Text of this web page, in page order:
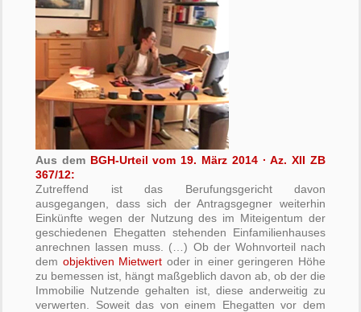
Aus dem BGH-Urteil vom 19. März 2014 · Az. XII ZB
367/12:
Zutreffend ist das Berufungsgericht davon
ausgegangen, dass sich der Antragsgegner weiterhin
Einkünfte wegen der Nutzung des im Miteigentum der
geschiedenen Ehegatten stehenden Einfamilienhauses
anrechnen lassen muss. (…) Ob der Wohnvorteil nach
dem objektiven Mietwert oder in einer geringeren Höhe
zu bemessen ist, hängt maßgeblich davon ab, ob der die
Immobilie Nutzende gehalten ist, diese anderweitig zu
verwerten. Soweit das von einem Ehegatten vor dem